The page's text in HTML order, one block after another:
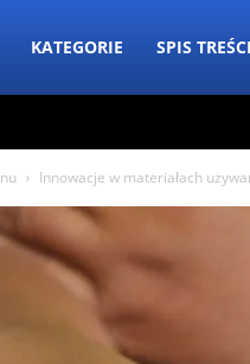
KATEGORIE SPIS TREŚCI
Innowacje w materiałach